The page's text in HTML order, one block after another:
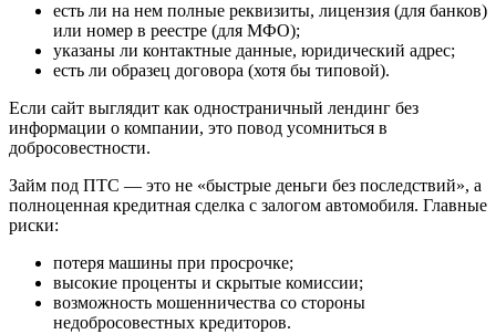
есть ли на нем полные реквизиты, лицензия (для банков)
или номер в реестре (для МФО);
указаны ли контактные данные, юридический адрес;
есть ли образец договора (хотя бы типовой).
Если сайт выглядит как одностраничный лендинг без
информации о компании, это повод усомниться в
добросовестности.
Займ под ПТС — это не «быстрые деньги без последствий», а
полноценная кредитная сделка с залогом автомобиля. Главные
риски:
потеря машины при просрочке;
высокие проценты и скрытые комиссии;
возможность мошенничества со стороны
недобросовестных кредиторов.